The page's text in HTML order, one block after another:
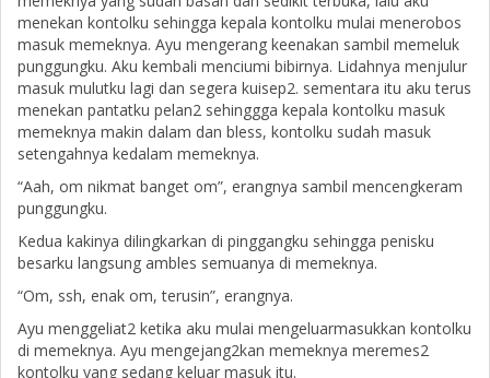
menekan kontolku sehingga kepala kontolku mulai menerobos
masuk memeknya. Ayu mengerang keenakan sambil memeluk
punggungku. Aku kembali menciumi bibirnya. Lidahnya menjulur
masuk mulutku lagi dan segera kuisep2. sementara itu aku terus
menekan pantatku pelan2 sehinggga kepala kontolku masuk
memeknya makin dalam dan bless, kontolku sudah masuk
setengahnya kedalam memeknya.
“Aah, om nikmat banget om”, erangnya sambil mencengkeram
punggungku.
Kedua kakinya dilingkarkan di pinggangku sehingga penisku
besarku langsung ambles semuanya di memeknya.
“Om, ssh, enak om, terusin”, erangnya.
Ayu menggeliat2 ketika aku mulai mengeluarmasukkan kontolku
di memeknya. Ayu mengejang2kan memeknya meremes2
kontolku yang sedang keluar masuk itu.